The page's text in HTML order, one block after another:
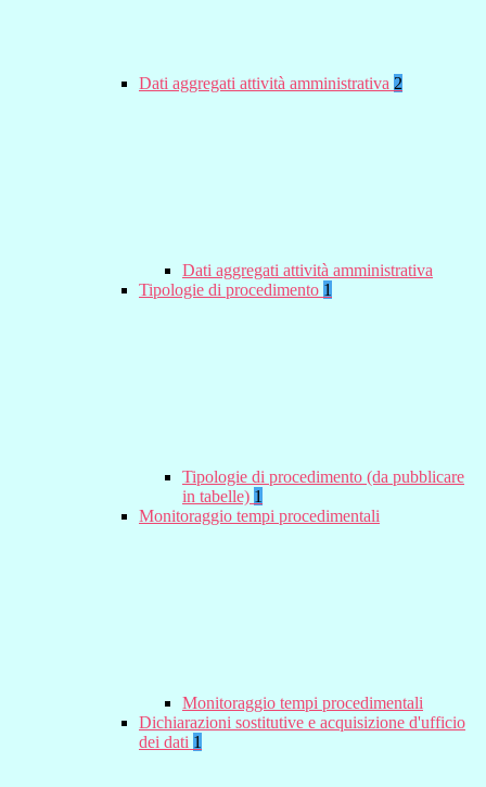
Dati aggregati attività amministrativa 2
Dati aggregati attività amministrativa
Tipologie di procedimento 1
Tipologie di procedimento (da pubblicare
in tabelle) 1
Monitoraggio tempi procedimentali
Monitoraggio tempi procedimentali
Dichiarazioni sostitutive e acquisizione d'ufficio
dei dati 1